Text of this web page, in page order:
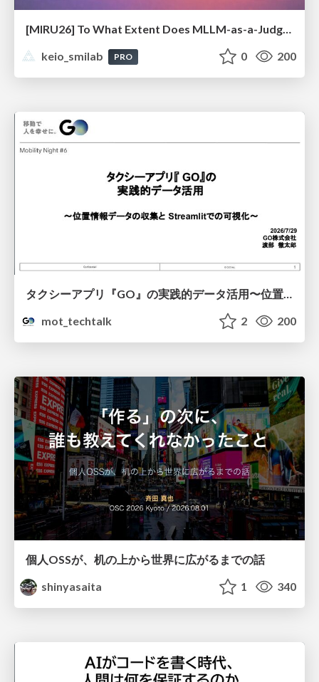
[MIRU26] To What Extent Does MLLM-as-a-Judge Exhibit Cross-Model Preference Bias?
keio_smilab
PRO 0 200
タクシーアプリ『GO』の実践的データ活用〜位置情報データの収集とStreamlitでの可視化〜
mot_techtalk
2 200
個人OSSが、机の上から世界に広がるまでの話
shinyasaita
1 340